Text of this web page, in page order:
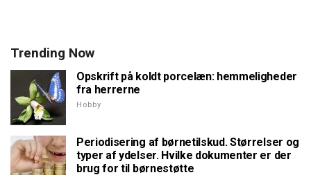
Trending Now
Opskrift på koldt porcelæn: hemmeligheder
fra herrerne
Hobby
Periodisering af børnetilskud. Størrelser og
typer af ydelser. Hvilke dokumenter er der
brug for til børnestøtte